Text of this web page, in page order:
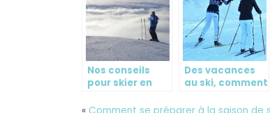
Nos conseils
pour skier en
Des vacances
au ski, comment